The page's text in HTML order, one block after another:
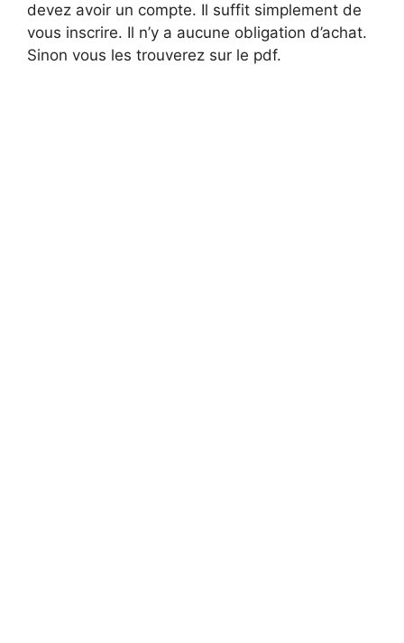
devez avoir un compte. Il suffit simplement de
vous inscrire. Il n’y a aucune obligation d’achat.
Sinon vous les trouverez sur le pdf.